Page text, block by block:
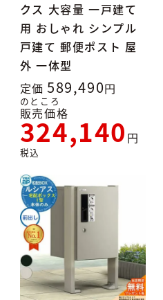
クス 大容量 一戸建て
用 おしゃれ シンプル
戸建て 郵便ポスト 屋
外 一体型
定価 589,490
のところ
販売価格
324,140
税込